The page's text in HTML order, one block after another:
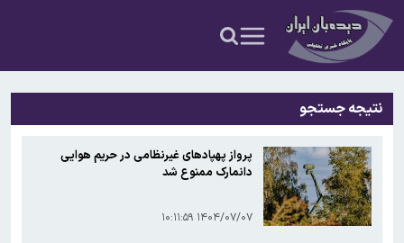
نتیجه جستجو
پرواز پهپادهای غیرنظامی در حریم هوایی
دانمارک ممنوع شد
۱۴۰۴/۰۷/۰۷ ۱۰:۱۱:۵۹